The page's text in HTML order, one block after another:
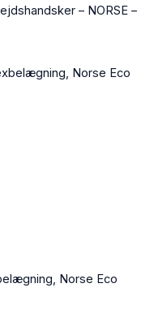
– NORSE –
Norse Eco